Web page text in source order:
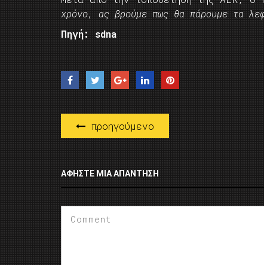
χρόνο, ας βρούμε πως θα πάρουμε τα
Πηγή: sdna
προηγούμενο
ΑΦΉΣΤΕ ΜΙΑ ΑΠΆΝΤΗΣΗ